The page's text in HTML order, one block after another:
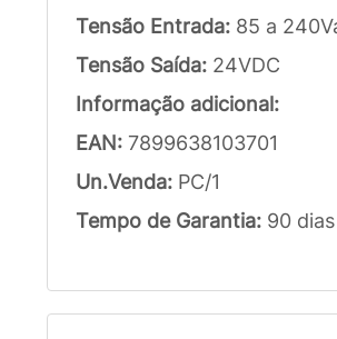
Tensão Entrada: 85 a
Tensão Saída: 24VDC
Informação adicional:
EAN: 7899638103701
Un.Venda: PC/1
Tempo de Garantia: 90